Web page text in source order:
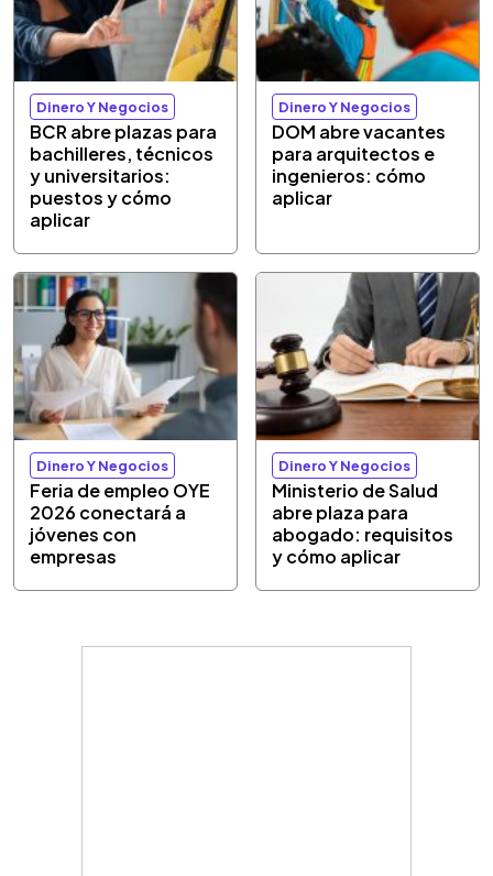
Dinero Y Negocios
BCR abre plazas para
bachilleres, técnicos
y universitarios:
puestos y cómo
aplicar
Dinero Y Negocios
DOM abre vacantes
para arquitectos e
ingenieros: cómo
aplicar
Dinero Y Negocios
Feria de empleo OYE
2026 conectará a
jóvenes con
empresas
Dinero Y Negocios
Ministerio de Salud
abre plaza para
abogado: requisitos
y cómo aplicar